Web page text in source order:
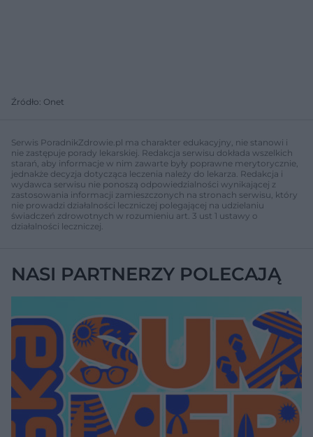
Źródło: Onet
Serwis PoradnikZdrowie.pl ma charakter edukacyjny, nie stanowi i
nie zastępuje porady lekarskiej. Redakcja serwisu dokłada wszelkich
starań, aby informacje w nim zawarte były poprawne merytorycznie,
jednakże decyzja dotycząca leczenia należy do lekarza. Redakcja i
wydawca serwisu nie ponoszą odpowiedzialności wynikającej z
zastosowania informacji zamieszczonych na stronach serwisu, który
nie prowadzi działalności leczniczej polegającej na udzielaniu
świadczeń zdrowotnych w rozumieniu art. 3 ust 1 ustawy o
działalności leczniczej.
NASI PARTNERZY POLECAJĄ